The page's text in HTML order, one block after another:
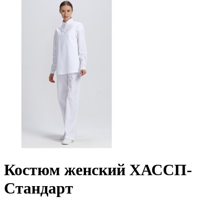
Костюм женский ХАССП-
Стандарт